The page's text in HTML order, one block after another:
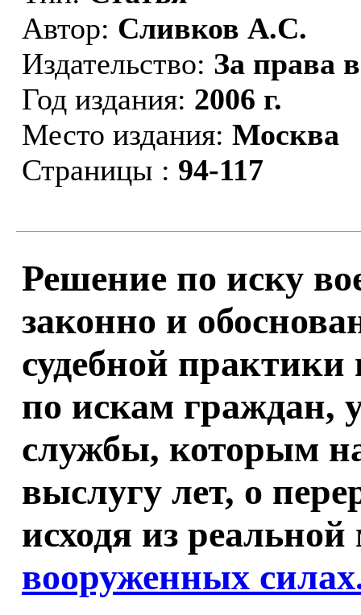
Автор: Сливков А.С.
Издательство: За права
Год издания: 2006 г.
Место издания: Москва
Страницы : 94-117
Решение по иску
законно и
судебной
по искам граждан,
службы, которым
выслугу лет, о
исходя из
вооруженных